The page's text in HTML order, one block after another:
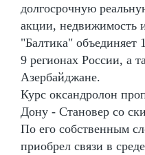
долгосрочную
акции, недвижимость
"Балтика" объединяет
9 регионах России, а
Азербайджане.
Курс оксандролон
Дону - Становер со
По его собственным
приобрел связи в